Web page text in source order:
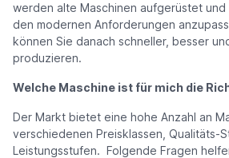
werden alte Maschinen aufgerüstet und
den modernen Anforderungen
können Sie danach schneller, besser
produzieren.
Welche Maschine ist für mich die
Der Markt bietet eine hohe Anzahl an
verschiedenen Preisklassen, Qualitäts-
Leistungsstufen. Folgende Fragen